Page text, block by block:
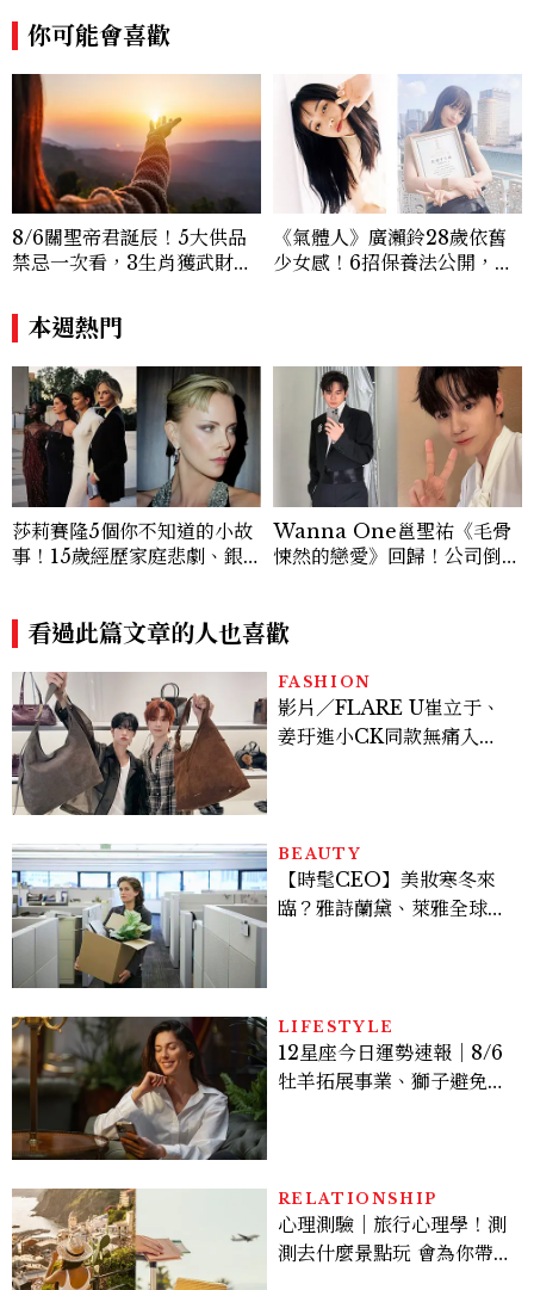
你可能會喜歡
8/6關聖帝君誕辰！5大供品
禁忌一次看，3生肖獲武財神
《氣體人》廣瀨鈴28歲依舊
少女感！6招保養法公開，養
本週熱門
莎莉賽隆5個你不知道的小故
事！15歲經歷家庭悲劇、銀
Wanna One邕聖祐《毛骨
悚然的戀愛》回歸！公司倒閉
看過此篇文章的人也喜歡
FASHION
影片／FLARE U崔立于、
姜玗進小CK同款無痛入
BEAUTY
【時髦CEO】美妝寒冬來
臨？雅詩蘭黛、萊雅全球裁
LIFESTYLE
12星座今日運勢速報｜8/6
牡羊拓展事業、獅子避免過
RELATIONSHIP
心理測驗｜旅行心理學！測
測去什麼景點玩 會為你帶來